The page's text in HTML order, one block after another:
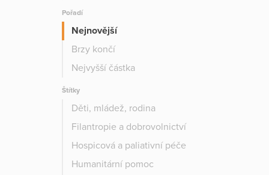
Pořadí
Nejnovější
Brzy končí
Nejvyšší částka
Štítky
Děti, mládež, rodina
Filantropie a dobrovolnictví
Hospicová a paliativní péče
Humanitární pomoc